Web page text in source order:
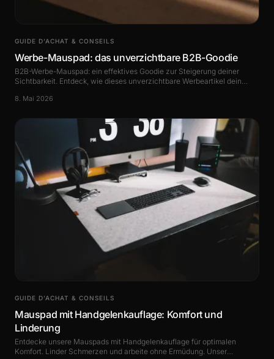
GUIDE D’ACHAT & CONSEILS
Werbe-Mauspad: das unverzichtbare B2B-Goodie
B2B-Werbe-Mauspad: ein effektives Goodie zur Steigerung deiner
Sichtbarkeit. Entdeck, wie dieses unverzichtbare Werbeartikel dein
8. Mai 2026
GUIDE D’ACHAT & CONSEILS
Mauspad mit Handgelenkauflage: Komfort und
Linderung
Entdecke unsere Mauspads mit Handgelenkauflage für optimalen
Komfort. Linder Schmerzen und arbeite ohne Ermüdung. Unser